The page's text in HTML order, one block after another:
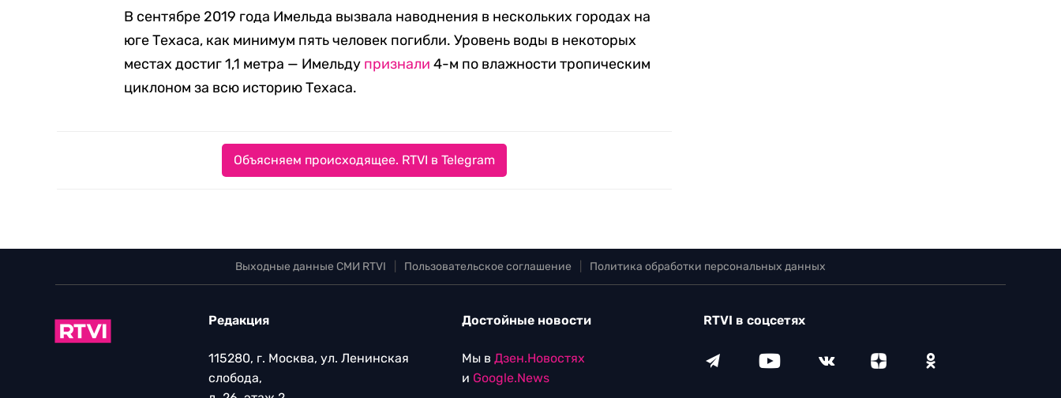
В сентябре 2019 года Имельда вызвала наводнения в нескольких городах на
юге Техаса, как минимум пять человек погибли. Уровень воды в некоторых
местах достиг 1,1 метра — Имельду признали 4-м по влажности тропическим
циклоном за всю историю Техаса.
Объясняем происходящее. RTVI в Telegram
Выходные данные СМИ RTVI Пользовательское соглашение Политика обработки персональных данных
Редакция
115280, г. Москва, ул. Ленинская
слобода,
Достойные новости
Мы в Дзен.Новостях
и Google.News
RTVI в соцсетях